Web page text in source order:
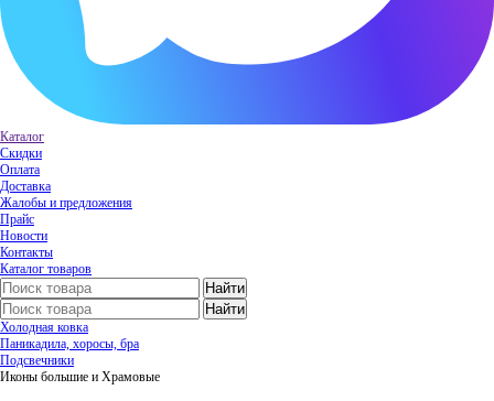
Каталог
Скидки
Оплата
Доставка
Жалобы и предложения
Прайс
Новости
Контакты
Каталог товаров
Холодная ковка
Паникадила, хоросы, бра
Подсвечники
Иконы большие и Храмовые